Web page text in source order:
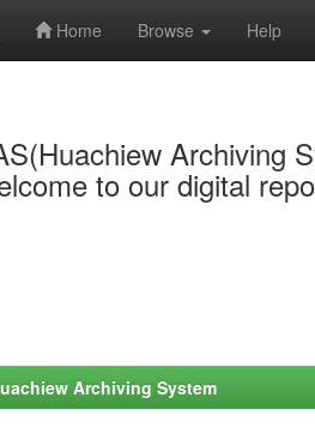
Home Browse Help
Archiving
to our digital
Archiving System